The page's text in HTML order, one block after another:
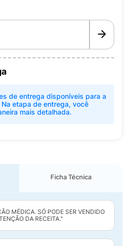
de entrega disponíveis para a
etapa de entrega, você
mais detalhada.
Ficha Técnica
MÉDICA. SÓ PODE SER VENDIDO
DA RECEITA."